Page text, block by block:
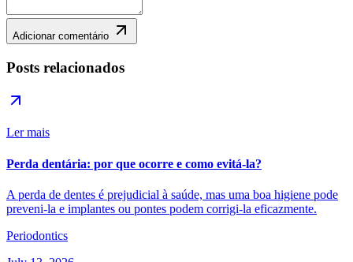
Adicionar comentário
Posts relacionados
Ler mais
Perda dentária: por que ocorre e como evitá-la?
A perda de dentes é prejudicial à saúde, mas uma boa higiene pode
preveni-la e implantes ou pontes podem corrigi-la eficazmente.
Periodontics